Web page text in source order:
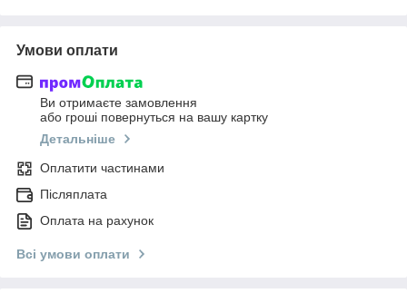
Умови оплати
Ви отримаєте замовлення
або гроші повернуться на вашу картку
Детальніше
Оплатити частинами
Післяплата
Оплата на рахунок
Всі умови оплати